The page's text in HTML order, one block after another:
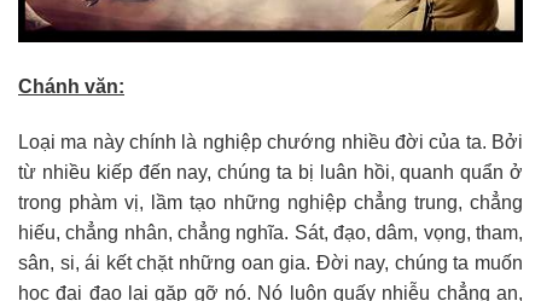
Chánh văn:
Loại ma này chính là nghiệp chướng nhiều đời của ta. Bởi
từ nhiều kiếp đến nay, chúng ta bị luân hồi, quanh quẩn ở
trong phàm vị, lầm tạo những nghiệp chẳng trung, chẳng
hiếu, chẳng nhân, chẳng nghĩa. Sát, đạo, dâm, vọng, tham,
sân, si, ái kết chặt những oan gia. Đời nay, chúng ta muốn
học đại đạo lại gặp gỡ nó. Nó luôn quấy nhiễu chẳng an,